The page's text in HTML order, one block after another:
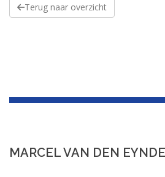
Terug naar overzicht
MARCEL VAN DEN EYNDE